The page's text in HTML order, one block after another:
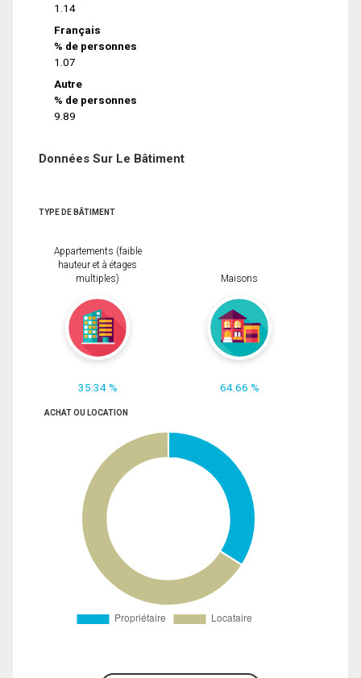
1.14
Français
% de personnes
1.07
Autre
% de personnes
9.89
Données Sur Le Bâtiment
TYPE DE BÂTIMENT
Appartements (faible
hauteur et à étages
multiples)
35.34 %
Maisons
64.66 %
ACHAT OU LOCATION